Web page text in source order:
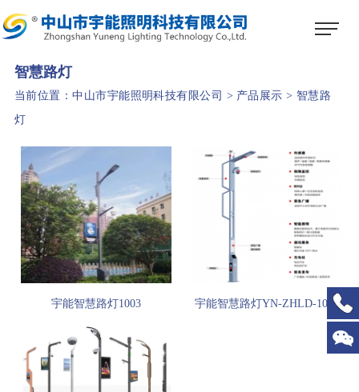
1
智慧路灯
当前位置：中山市宇能照明科技有限公司 > 产品展示 > 智慧路
灯
宇能智慧路灯1003 宇能智慧路灯YN-ZHLD-1002